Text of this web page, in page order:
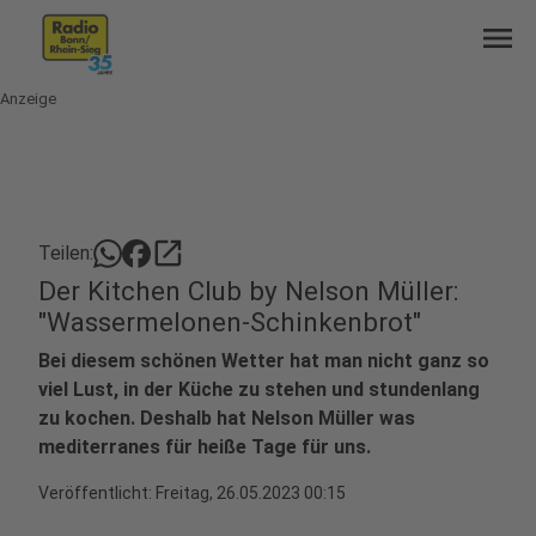
menu
Anzeige
Teilen: open_in_new
Der Kitchen Club by Nelson Müller:
"Wassermelonen-Schinkenbrot"
Bei diesem schönen Wetter hat man nicht ganz so
viel Lust, in der Küche zu stehen und stundenlang
zu kochen. Deshalb hat Nelson Müller was
mediterranes für heiße Tage für uns.
Veröffentlicht: Freitag, 26.05.2023 00:15